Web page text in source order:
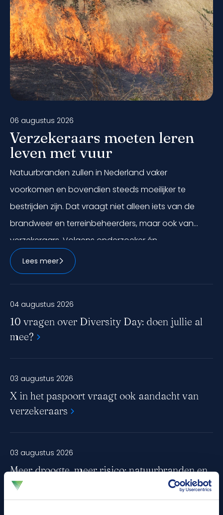
06 augustus 2026
Verzekeraars moeten leren
leven met vuur
Natuurbranden zullen in Nederland vaker
voorkomen en bovendien steeds moeilijker te
bestrijden zijn. Dat vraagt niet alleen iets van de
brandweer en terreinbeheerders, maar ook van
verzekeraars. Volgens onderzoeker én
brandweerman Bertram de Rooij kunnen
verzekeraars een belangrijke bijdrage leveren aan
maken van de maatschappelijke schade.
Lees meer
04 augustus 2026
10 vragen over Diversity Day: doen jullie al
mee?
03 augustus 2026
X in het paspoort vraagt ook aandacht van
verzekeraars
03 augustus 2026
Meer droogte, meer risico: natuurbranden en
verzekeringen in Nederland